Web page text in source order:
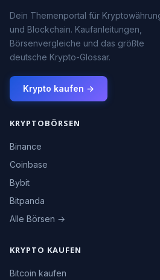
Dein Themenportal für
und Blockchain. Kaufanleitungen,
Börsenvergleiche und das größte
deutsche Krypto-Glossar.
Krypto kaufen →
KRYPTOBÖRSEN
Binance
Coinbase
Bybit
Bitpanda
Alle Börsen →
KRYPTO KAUFEN
Bitcoin kaufen